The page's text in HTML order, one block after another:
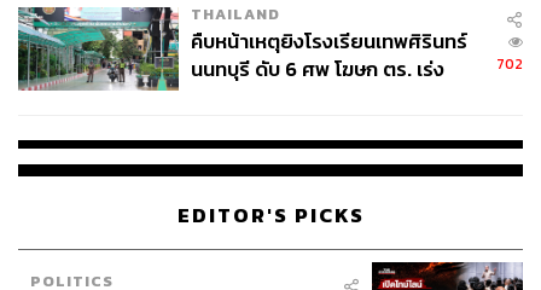
ครอบงำที่ย้ำว่าเป็นเพียงคำที่ถูกกล่าวหา
“ที่จริงไม่ใช่แค่ดิฉันที่ถูกกล่าวหาเรื่องการถูกครอบงำ ท่าน
กล่าวหาถูกครอบงำโดยคุณพ่อ แต่ท่านถูกครอบงำโดยคนที่
ไม่ใช่พ่อ”
แม้จะผ่านศึกซักฟอกด้วยเสียงไว้วางใจ 319 ต่อ 162 แบบชิลๆ
มีพรรคร่วมยกมือให้อย่างท่วมท้น มี สส.งูเห่าโหวตให้อีก 10
THAILAND
คืบหน้าเหตุยิงโรงเรียนเทพศิรินทร์
นนทบุรี ดับ 6 ศพ โฆษก ตร. เร่ง
702
EDITOR'S PICKS
POLITICS